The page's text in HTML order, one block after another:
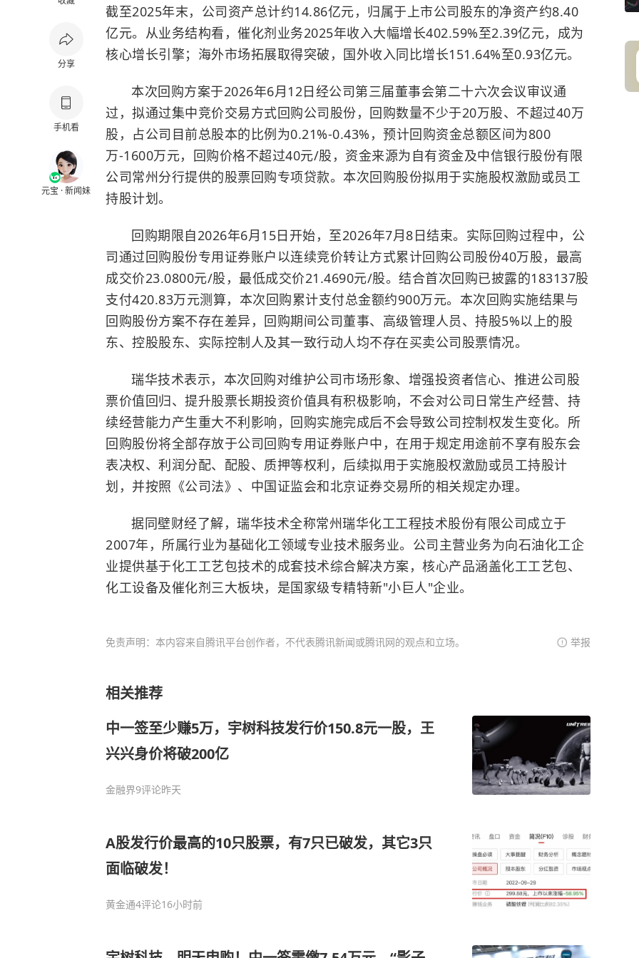
分享
手机看
元宝 · 新闻妹
截至2025年末，公司资产总计约14.86亿元，归属于上市公司股东的净资产约8.40
亿元。从业务结构看，催化剂业务2025年收入大幅增长402.59%至2.39亿元，成为
核心增长引擎；海外市场拓展取得突破，国外收入同比增长151.64%至0.93亿元。
本次回购方案于2026年6月12日经公司第三届董事会第二十六次会议审议通
过，拟通过集中竞价交易方式回购公司股份，回购数量不少于20万股、不超过40万
股，占公司目前总股本的比例为0.21%-0.43%，预计回购资金总额区间为800
万-1600万元，回购价格不超过40元/股，资金来源为自有资金及中信银行股份有限
公司常州分行提供的股票回购专项贷款。本次回购股份拟用于实施股权激励或员工
持股计划。
回购期限自2026年6月15日开始，至2026年7月8日结束。实际回购过程中，公
司通过回购股份专用证券账户以连续竞价转让方式累计回购公司股份40万股，最高
成交价23.0800元/股，最低成交价21.4690元/股。结合首次回购已披露的183137股
支付420.83万元测算，本次回购累计支付总金额约900万元。本次回购实施结果与
回购股份方案不存在差异，回购期间公司董事、高级管理人员、持股5%以上的股
东、控股股东、实际控制人及其一致行动人均不存在买卖公司股票情况。
瑞华技术表示，本次回购对维护公司市场形象、增强投资者信心、推进公司股
票价值回归、提升股票长期投资价值具有积极影响，不会对公司日常生产经营、持
续经营能力产生重大不利影响，回购实施完成后不会导致公司控制权发生变化。所
回购股份将全部存放于公司回购专用证券账户中，在用于规定用途前不享有股东会
表决权、利润分配、配股、质押等权利，后续拟用于实施股权激励或员工持股计
划，并按照《公司法》、中国证监会和北京证券交易所的相关规定办理。
据同壁财经了解，瑞华技术全称常州瑞华化工工程技术股份有限公司成立于
2007年，所属行业为基础化工领域专业技术服务业。公司主营业务为向石油化工企
业提供基于化工工艺包技术的成套技术综合解决方案，核心产品涵盖化工工艺包、
化工设备及催化剂三大板块，是国家级专精特新"小巨人"企业。
免责声明：本内容来自腾讯平台创作者，不代表腾讯新闻或腾讯网的观点和立场。 举报
相关推荐
中一签至少赚5万，宇树科技发行价150.8元一股，王
兴兴身价将破200亿
金融界9评论昨天
A股发行价最高的10只股票，有7只已破发，其它3只
面临破发！
黄金通4评论16小时前